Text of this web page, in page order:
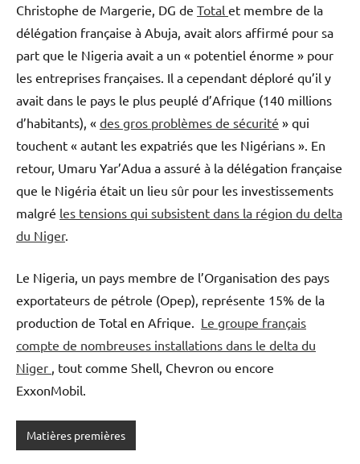
Christophe de Margerie, DG de Total et membre de la
délégation française à Abuja, avait alors affirmé pour sa
part que le Nigeria avait a un « potentiel énorme » pour
les entreprises françaises. Il a cependant déploré qu’il y
avait dans le pays le plus peuplé d’Afrique (140 millions
d’habitants), « des gros problèmes de sécurité » qui
touchent « autant les expatriés que les Nigérians ». En
retour, Umaru Yar’Adua a assuré à la délégation française
que le Nigéria était un lieu sûr pour les investissements
malgré les tensions qui subsistent dans la région du delta
du Niger.
Le Nigeria, un pays membre de l’Organisation des pays
exportateurs de pétrole (Opep), représente 15% de la
production de Total en Afrique. Le groupe français
compte de nombreuses installations dans le delta du
Niger
, tout comme Shell, Chevron ou encore
ExxonMobil.
Matières premières